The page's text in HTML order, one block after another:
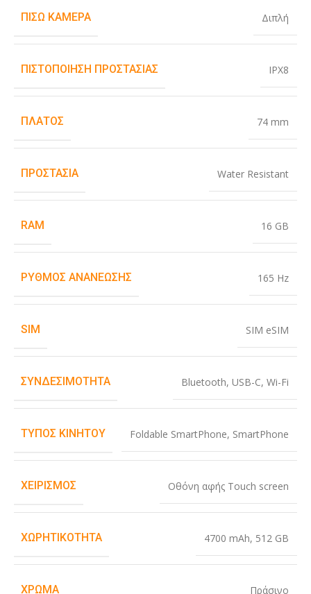
ΠΊΣΩ ΚΆΜΕΡΑ Διπλή
ΠΙΣΤΟΠΟΊΗΣΗ ΠΡΟΣΤΑΣΊΑΣ IPX8
ΠΛΆΤΟΣ 74 mm
ΠΡΟΣΤΑΣΊΑ Water Resistant
RAM 16 GB
ΡΥΘΜΌΣ ΑΝΑΝΈΩΣΗΣ 165 Hz
SIM SIM eSIM
ΣΥΝΔΕΣΙΜΌΤΗΤΑ Bluetooth, USB-C, Wi-Fi
ΤΎΠΟΣ ΚΙΝΗΤΟΎ Foldable SmartPhone, SmartPhone
ΧΕΙΡΙΣΜΌΣ Οθόνη αφής Touch screen
ΧΩΡΗΤΙΚΌΤΗΤΑ 4700 mAh, 512 GB
ΧΡΏΜΑ Πράσινο